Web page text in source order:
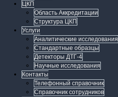
ЦКП
Область Аккредитации
Структура ЦКП
Услуги
Аналитические исследования
Стандартные образцы
Детекторы ДТГ-4
Научные исследования
Контакты
Телефонный справочник
Справочник сотрудников